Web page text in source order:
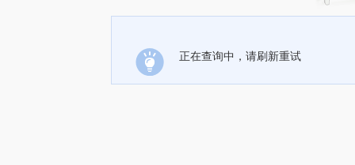
正在查询中，请刷新重试